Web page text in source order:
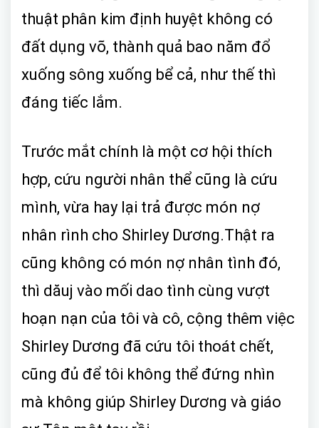
thuật phân kim định huyệt không có
đất dụng võ, thành quả bao năm đổ
xuống sông xuống bể cả, như thế thì
đáng tiếc lắm.
Trước mắt chính là một cơ hội thích
hợp, cứu người nhân thể cũng là cứu
mình, vừa hay lại trả được món nợ
nhân rình cho Shirley Dương.Thật ra
cũng không có món nợ nhân tình đó,
thì dăuj vào mối dao tình cùng vượt
hoạn nạn của tôi và cô, cộng thêm việc
Shirley Dương đã cứu tôi thoát chết,
cũng đủ để tôi không thể đứng nhìn
mà không giúp Shirley Dương và giáo